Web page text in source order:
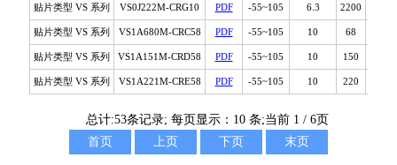
HU系列贴片铝电解电容器
(高压长寿命品)
FZ系列贴片铝电解电容器
(长寿命极低阻抗品)
CN系列贴片铝电解电容器
(双极性品)
贴片类型 VS 系列 VS0J222M-CRG10 PDF -55~105 6.3 2200
贴片类型 VS 系列 VS1A680M-CRC58 PDF -55~105 10 68
贴片类型 VS 系列 VS1A151M-CRD58 PDF -55~105 10 150
贴片类型 VS 系列 VS1A221M-CRE58 PDF -55~105 10 220
总计:53条记录; 每页显示：10 条;当前 1 / 6页
首页 上页 下页 末页